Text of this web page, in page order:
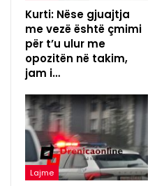
Kurti: Nëse gjuajtja
me vezë është çmimi
për t’u ulur me
opozitën në takim,
jam i…
Lajme